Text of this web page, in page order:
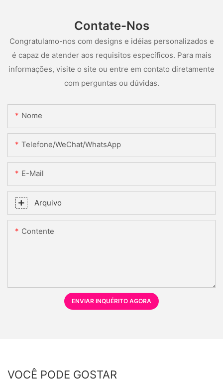
Contate-Nos
Congratulamo-nos com designs e idéias personalizados e
é capaz de atender aos requisitos específicos. Para mais
informações, visite o site ou entre em contato diretamente
com perguntas ou dúvidas.
Nome
Telefone/WeChat/WhatsApp
E-Mail
Arquivo
Contente
ENVIAR INQUÉRITO AGORA
VOCÊ PODE GOSTAR